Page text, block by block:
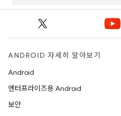
ANDROID 자세히 알아보기
Android
엔터프라이즈용 Android
보안